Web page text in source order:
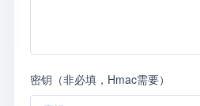
密钥（非必填，Hmac需要）